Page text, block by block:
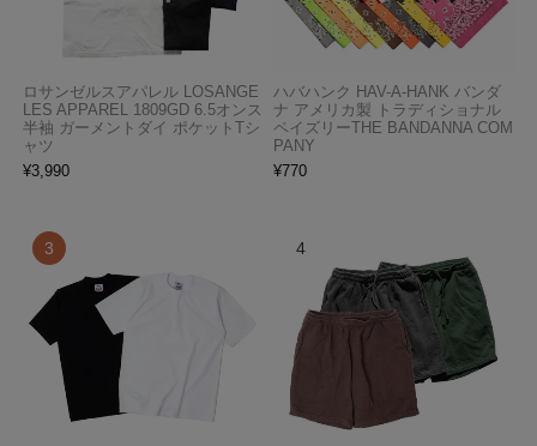
ロサンゼルスアパレル LOSANGE
LES APPAREL 1809GD 6.5オンス
半袖 ガーメントダイ ポケットTシ
ャツ
¥3,990
ハバハンク HAV-A-HANK バンダ
ナ アメリカ製 トラディショナル
ペイズリーTHE BANDANNA COM
PANY
¥770